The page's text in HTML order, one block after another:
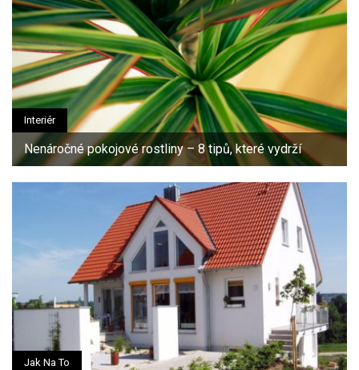
Interiér
Nenáročné pokojové rostliny – 8 tipů, které vydrží
Jak Na To